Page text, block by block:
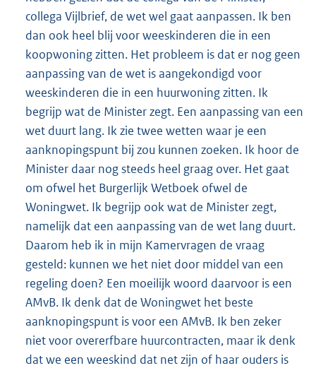
collega Vijlbrief, de wet wel gaat aanpassen. Ik ben
dan ook heel blij voor weeskinderen die in een
koopwoning zitten. Het probleem is dat er nog geen
aanpassing van de wet is aangekondigd voor
weeskinderen die in een huurwoning zitten. Ik
begrijp wat de Minister zegt. Een aanpassing van een
wet duurt lang. Ik zie twee wetten waar je een
aanknopingspunt bij zou kunnen zoeken. Ik hoor de
Minister daar nog steeds heel graag over. Het gaat
om ofwel het Burgerlijk Wetboek ofwel de
Woningwet. Ik begrijp ook wat de Minister zegt,
namelijk dat een aanpassing van de wet lang duurt.
Daarom heb ik in mijn Kamervragen de vraag
gesteld: kunnen we het niet door middel van een
regeling doen? Een moeilijk woord daarvoor is een
AMvB. Ik denk dat de Woningwet het beste
aanknopingspunt is voor een AMvB. Ik ben zeker
niet voor overerfbare huurcontracten, maar ik denk
dat we een weeskind dat net zijn of haar ouders is